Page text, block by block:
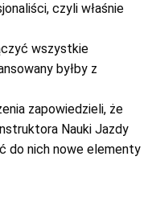
czyli właśnie
wszystkie
byłby z
zapowiedzieli, że
Nauki Jazdy
do nich nowe elementy